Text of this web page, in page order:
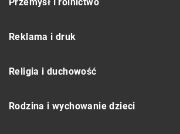
Reklama i druk
Religia i duchowość
Rodzina i wychowanie dzieci